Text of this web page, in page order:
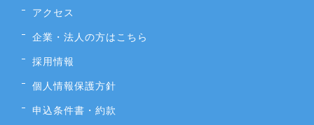
アクセス
企業・法人の方はこちら
採用情報
個人情報保護方針
申込条件書・約款